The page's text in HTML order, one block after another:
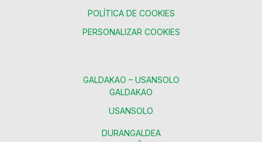
POLÍTICA DE COOKIES
PERSONALIZAR COOKIES
GALDAKAO – USANSOLO
GALDAKAO
USANSOLO
DURANGALDEA